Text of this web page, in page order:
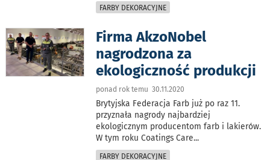
FARBY DEKORACYJNE
Firma AkzoNobel
nagrodzona za
ekologiczność produkcji
ponad rok temu 30.11.2020
Brytyjska Federacja Farb już po raz 11.
przyznała nagrody najbardziej
ekologicznym producentom farb i lakierów.
W tym roku Coatings Care...
FARBY DEKORACYJNE